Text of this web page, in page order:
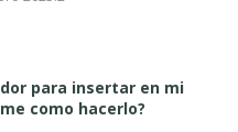
para insertar en mi
como hacerlo?